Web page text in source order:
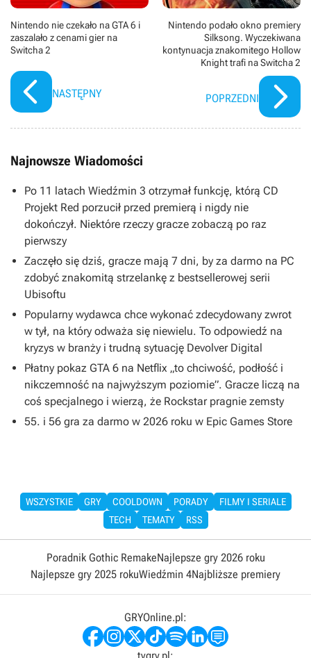
Nintendo nie czekało na GTA 6 i
zaszalało z cenami gier na
Switcha 2
NASTĘPNY
Nintendo podało okno premiery
Silksong. Wyczekiwana
kontynuacja znakomitego Hollow
Knight trafi na Switcha 2
POPRZEDNI
Najnowsze Wiadomości
Po 11 latach Wiedźmin 3 otrzymał funkcję, którą CD
Projekt Red porzucił przed premierą i nigdy nie
dokończył. Niektóre rzeczy gracze zobaczą po raz
pierwszy
Zaczęło się dziś, gracze mają 7 dni, by za darmo na PC
zdobyć znakomitą strzelankę z bestsellerowej serii
Ubisoftu
Popularny wydawca chce wykonać zdecydowany zwrot
w tył, na który odważa się niewielu. To odpowiedź na
kryzys w branży i trudną sytuację Devolver Digital
Płatny pokaz GTA 6 na Netflix „to chciwość, podłość i
nikczemność na najwyższym poziomie”. Gracze liczą na
coś specjalnego i wierzą, że Rockstar pragnie zemsty
55. i 56 gra za darmo w 2026 roku w Epic Games Store
WSZYSTKIE GRY COOLDOWN PORADY
FILMY I SERIALE
TECH
TEMATY RSS
Poradnik Gothic RemakeNajlepsze gry 2026 roku
Najlepsze gry 2025 rokuWiedźmin 4Najbliższe premiery
GRYOnline.pl:
tvgry.pl: